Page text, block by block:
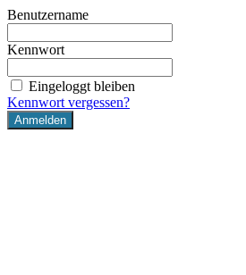
Benutzername
Kennwort
Eingeloggt bleiben
Kennwort vergessen?